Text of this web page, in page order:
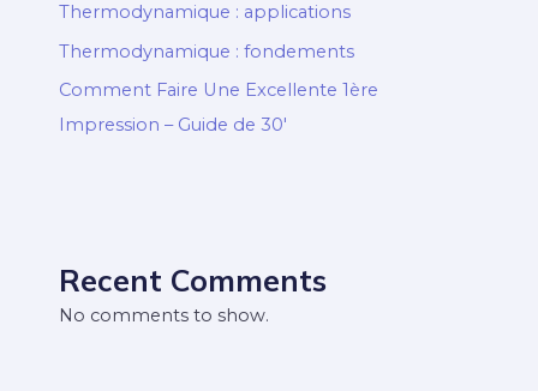
Thermodynamique : applications
Thermodynamique : fondements
Comment Faire Une Excellente 1ère
Impression – Guide de 30′
Recent Comments
No comments to show.